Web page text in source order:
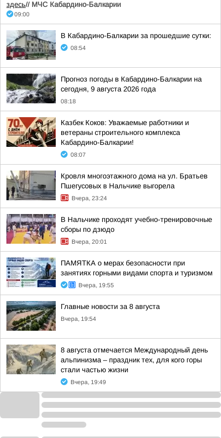
здесь// МЧС Кабардино-Балкарии
09:00
В Кабардино-Балкарии за прошедшие сутки:
08:54
Прогноз погоды в Кабардино-Балкарии на
сегодня, 9 августа 2026 года
08:18
Казбек Коков: Уважаемые работники и
ветераны строительного комплекса
Кабардино-Балкарии!
08:07
Кровля многоэтажного дома на ул. Братьев
Пшегусовых в Нальчике выгорела
Вчера, 23:24
В Нальчике проходят учебно-тренировочные
сборы по дзюдо
Вчера, 20:01
ПАМЯТКА о мерах безопасности при
занятиях горными видами спорта и туризмом
Вчера, 19:55
Главные новости за 8 августа
Вчера, 19:54
8 августа отмечается Международный день
альпинизма – праздник тех, для кого горы
стали частью жизни
Вчера, 19:49